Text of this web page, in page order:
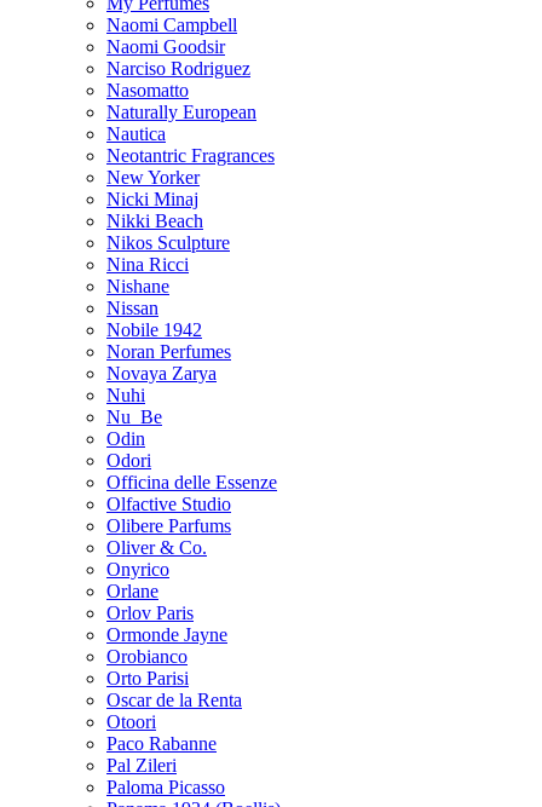
Naomi Campbell
Naomi Goodsir
Narciso Rodriguez
Nasomatto
Naturally European
Nautica
Neotantric Fragrances
New Yorker
Nicki Minaj
Nikki Beach
Nikos Sculpture
Nina Ricci
Nishane
Nissan
Nobile 1942
Noran Perfumes
Novaya Zarya
Nuhi
Nu_Be
Odin
Odori
Officina delle Essenze
Olfactive Studio
Olibere Parfums
Oliver & Co.
Onyrico
Orlane
Orlov Paris
Ormonde Jayne
Orobianco
Orto Parisi
Oscar de la Renta
Otoori
Paco Rabanne
Pal Zileri
Paloma Picasso